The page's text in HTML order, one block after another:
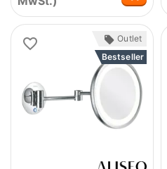
Outlet
Bestseller